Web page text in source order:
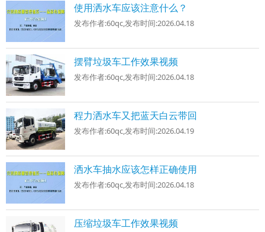
使用洒水车应该注意什么？
发布作者:60qc,发布时间:2026.04.18
摆臂垃圾车工作效果视频
发布作者:60qc,发布时间:2026.04.18
程力洒水车又把蓝天白云带回
发布作者:60qc,发布时间:2026.04.19
洒水车抽水应该怎样正确使用
发布作者:60qc,发布时间:2026.04.18
压缩垃圾车工作效果视频